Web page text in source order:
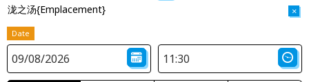
泷之汤{Emplacement} ×
Date